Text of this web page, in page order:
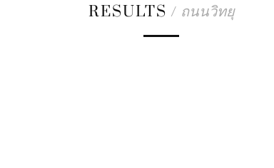
RESULTS / ถนนวิทยุ